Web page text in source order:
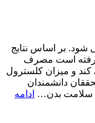
بر اساس نتایج
تا 67 سال انجام گرفته است مصرف
و میزان کلسترول
دانشمندان
سلامت بدن… ادامه